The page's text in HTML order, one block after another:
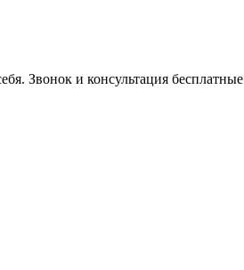
Звонок и консультация бесплатные